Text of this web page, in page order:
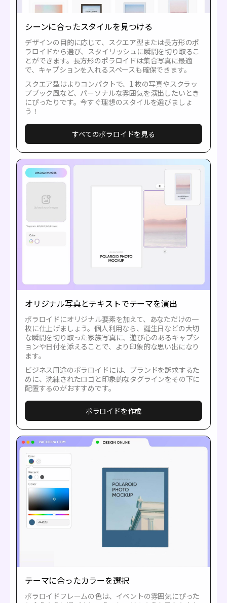
シーンに合ったスタイルを見つける
デザインの目的に応じて、スクエア型または長方形のポ
ラロイドから選び、スタイリッシュに瞬間を切り取るこ
とができます。長方形のポラロイドは集合写真に最適
で、キャプションを入れるスペースも確保できます。
スクエア型はよりコンパクトで、1 枚の写真やスクラッ
プブック風など、パーソナルな雰囲気を演出したいとき
にぴったりです。今すぐ理想のスタイルを選びましょ
う！
すべてのポラロイドを見る
オリジナル写真とテキストでテーマを演出
ポラロイドにオリジナル要素を加えて、あなただけの一
枚に仕上げましょう。個人利用なら、誕生日などの大切
な瞬間を切り取った家族写真に、遊び心のあるキャプシ
ョンや日付を添えることで、より印象的な思い出になり
ます。
ビジネス用途のポラロイドには、ブランドを訴求するた
めに、洗練されたロゴと印象的なタグラインをその下に
配置するのがおすすめです。
ポラロイドを作成
テーマに合ったカラーを選択
ポラロイドフレームの色は、イベントの雰囲気にぴった